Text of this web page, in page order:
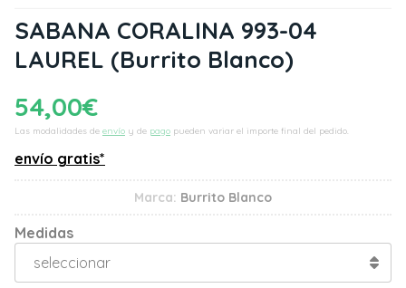
SABANA CORALINA 993-04
LAUREL (Burrito Blanco)
54,00€
Las modalidades de envío y de pago pueden variar el importe final del pedido.
envío gratis*
Marca: Burrito Blanco
Medidas